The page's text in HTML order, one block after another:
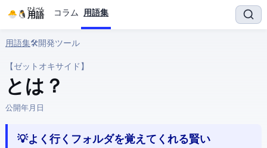
IT用語
ひよぺん コラム 用語集
用語集› 🛠️ 開発ツール › zoxide
【ゼットオキサイド】
zoxide とは？
公開:2026年3月29日
💡 よく行くフォルダを覚えてくれる賢いcd